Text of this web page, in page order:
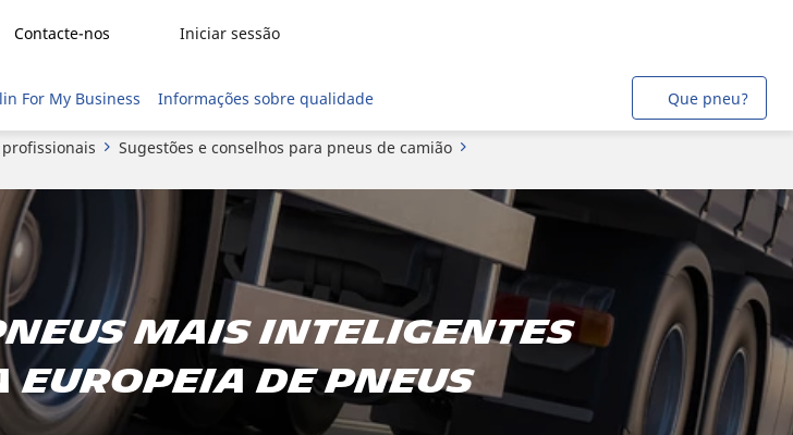
Contacte-nos Iniciar sessão
For My Business Informações sobre qualidade Que pneu?
Sugestões e conselhos para pneus de camião
mais inteligentes
europeia de pneus